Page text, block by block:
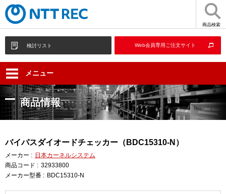
商品検索
検討リスト Web会員専用ご注文サイト
メニュー
商品情報
バイパスダイオードチェッカー（BDC15310-N）
メーカー : 日本カーネルシステム
商品コード : 32933800
メーカー型番 : BDC15310-N